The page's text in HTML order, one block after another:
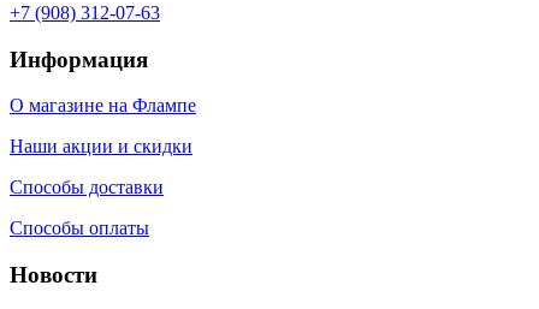
+7 (908) 312-07-63
Информация
О магазине на Флампе
Наши акции и скидки
Способы доставки
Способы оплаты
Новости